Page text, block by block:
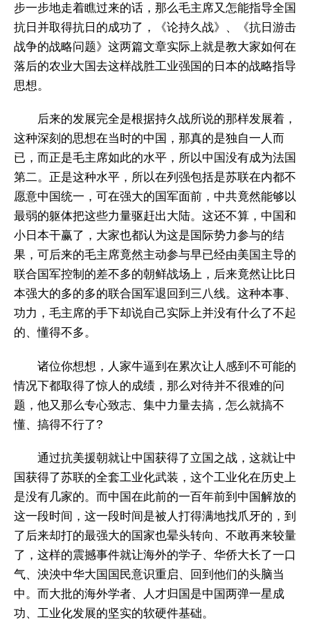
步一步地走着瞧过来的话，那么毛主席又怎能指导全国
抗日并取得抗日的成功了，《论持久战》、《抗日游击
战争的战略问题》这两篇文章实际上就是教大家如何在
落后的农业大国去这样战胜工业强国的日本的战略指导
思想。
后来的发展完全是根据持久战所说的那样发展着，
这种深刻的思想在当时的中国，那真的是独自一人而
已，而正是毛主席如此的水平，所以中国没有成为法国
第二。正是这种水平，所以在列强包括是苏联在内都不
愿意中国统一，可在强大的国军面前，中共竟然能够以
最弱的躯体把这些力量驱赶出大陆。这还不算，中国和
小日本干赢了，大家也都认为这是国际势力参与的结
果，可后来的毛主席竟然主动参与早已经由美国主导的
联合国军控制的差不多的朝鲜战场上，后来竟然让比日
本强大的多的多的联合国军退回到三八线。这种本事、
功力，毛主席的手下却说自己实际上并没有什么了不起
的、懂得不多。
诸位你想想，人家牛逼到在累次让人感到不可能的
情况下都取得了惊人的成绩，那么对待并不很难的问
题，他又那么专心致志、集中力量去搞，怎么就搞不
懂、搞得不行了?
通过抗美援朝就让中国获得了立国之战，这就让中
国获得了苏联的全套工业化武装，这个工业化在历史上
是没有几家的。而中国在此前的一百年前到中国解放的
这一段时间，这一段时间是被人打得满地找爪牙的，到
了后来却打的最强大的国家也晕头转向、不敢再来较量
了，这样的震撼事件就让海外的学子、华侨大长了一口
气、泱泱中华大国国民意识重启、回到他们的头脑当
中。而大批的海外学者、人才归国是中国两弹一星成
功、工业化发展的坚实的软硬件基础。